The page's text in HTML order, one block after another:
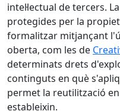
intel·lectual de tercers.
protegides per la
formalitzar mitjançant
oberta, com les de
determinats drets
continguts en què
permet la reutilització
estableixin.